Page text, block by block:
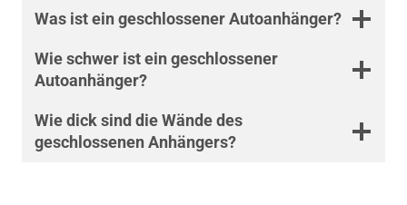
Was ist ein geschlossener Autoanhänger?
Wie schwer ist ein geschlossener
Autoanhänger?
Wie dick sind die Wände des
geschlossenen Anhängers?